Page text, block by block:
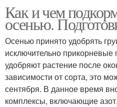
Как и чем
осенью.
Осенью принято удобрять
исключительно
удобряют растение после
зависимости от сорта, это
сентября. В данное время
комплексы, включающие азот.